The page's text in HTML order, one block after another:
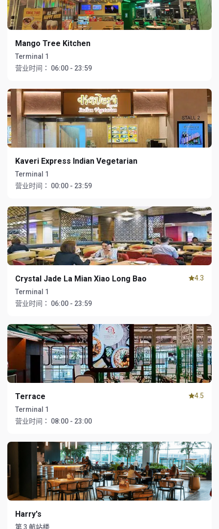
Mango Tree Kitchen
Terminal 1
营业时间：
06:00 - 23:59
Kaveri Express Indian Vegetarian
Terminal 1
营业时间：
00:00 - 23:59
Crystal Jade La Mian Xiao Long Bao
Terminal 1
营业时间：
06:00 - 23:59
4.3
Terrace
Terminal 1
营业时间：
08:00 - 23:00
4.5
Harry's
第 3 航站楼